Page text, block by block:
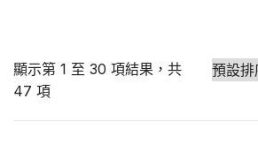
顯示第 1 至 30 項結果，共
47 項